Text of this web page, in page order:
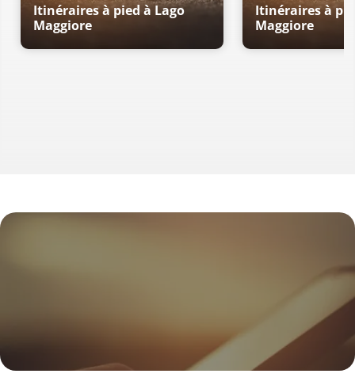
Itinéraires à pied à Lago
Maggiore
Itinéraires à
Maggiore